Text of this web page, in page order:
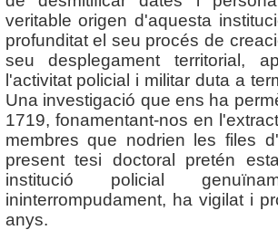
veritable origen d'aquesta
profunditat el seu procés de
seu desplegament territorial,
l'activitat policial i militar duta a
Una investigació que ens ha
1719, fonamentant-nos en
membres que nodrien les files
present tesi doctoral pretén
institució policial
ininterrompudament, ha vigilat i
anys.